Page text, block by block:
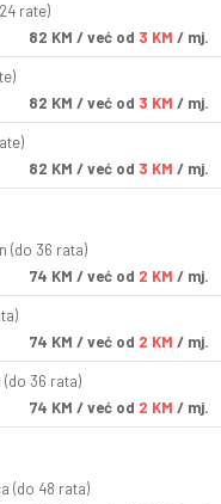
rate)
82 KM / već od 3 KM / mj.
82 KM / već od 3 KM / mj.
82 KM / već od 3 KM / mj.
(do 36 rata)
74 KM / već od 2 KM / mj.
74 KM / već od 2 KM / mj.
(do 36 rata)
74 KM / već od 2 KM / mj.
(do 48 rata)